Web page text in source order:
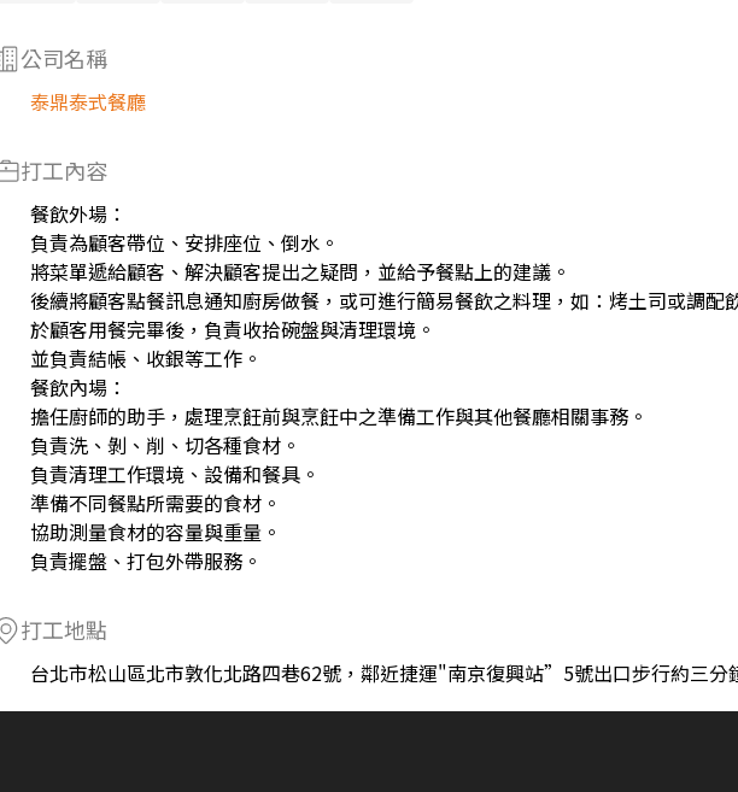
公司名稱
泰鼎泰式餐廳
打工內容
餐飲外場：
負責為顧客帶位、安排座位、倒水。
將菜單遞給顧客、解決顧客提出之疑問，並給予餐點上的建議。
後續將顧客點餐訊息通知廚房做餐，或可進行簡易餐飲之料理，如：烤土司或調配
於顧客用餐完畢後，負責收拾碗盤與清理環境。
並負責結帳、收銀等工作。
餐飲內場：
擔任廚師的助手，處理烹飪前與烹飪中之準備工作與其他餐廳相關事務。
負責洗、剝、削、切各種食材。
負責清理工作環境、設備和餐具。
準備不同餐點所需要的食材。
協助測量食材的容量與重量。
負責擺盤、打包外帶服務。
打工地點
台北市松山區北市敦化北路四巷62號，鄰近捷運"南京復興站”5號出口步行約三分